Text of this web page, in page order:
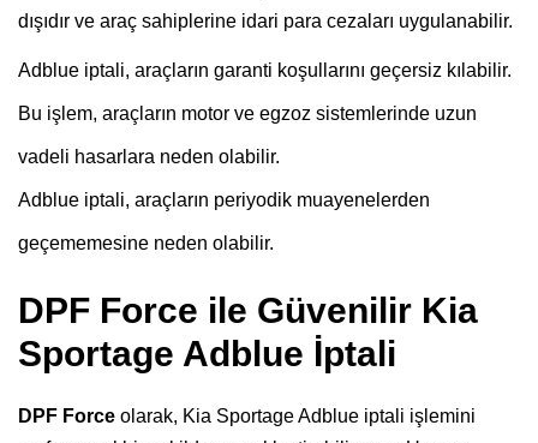
dışıdır ve araç sahiplerine idari para cezaları uygulanabilir.
Adblue iptali, araçların garanti koşullarını geçersiz kılabilir.
Bu işlem, araçların motor ve egzoz sistemlerinde uzun
vadeli hasarlara neden olabilir.
Adblue iptali, araçların periyodik muayenelerden
geçememesine neden olabilir.
DPF Force ile Güvenilir Kia
Sportage Adblue İptali
DPF Force olarak, Kia Sportage Adblue iptali işlemini